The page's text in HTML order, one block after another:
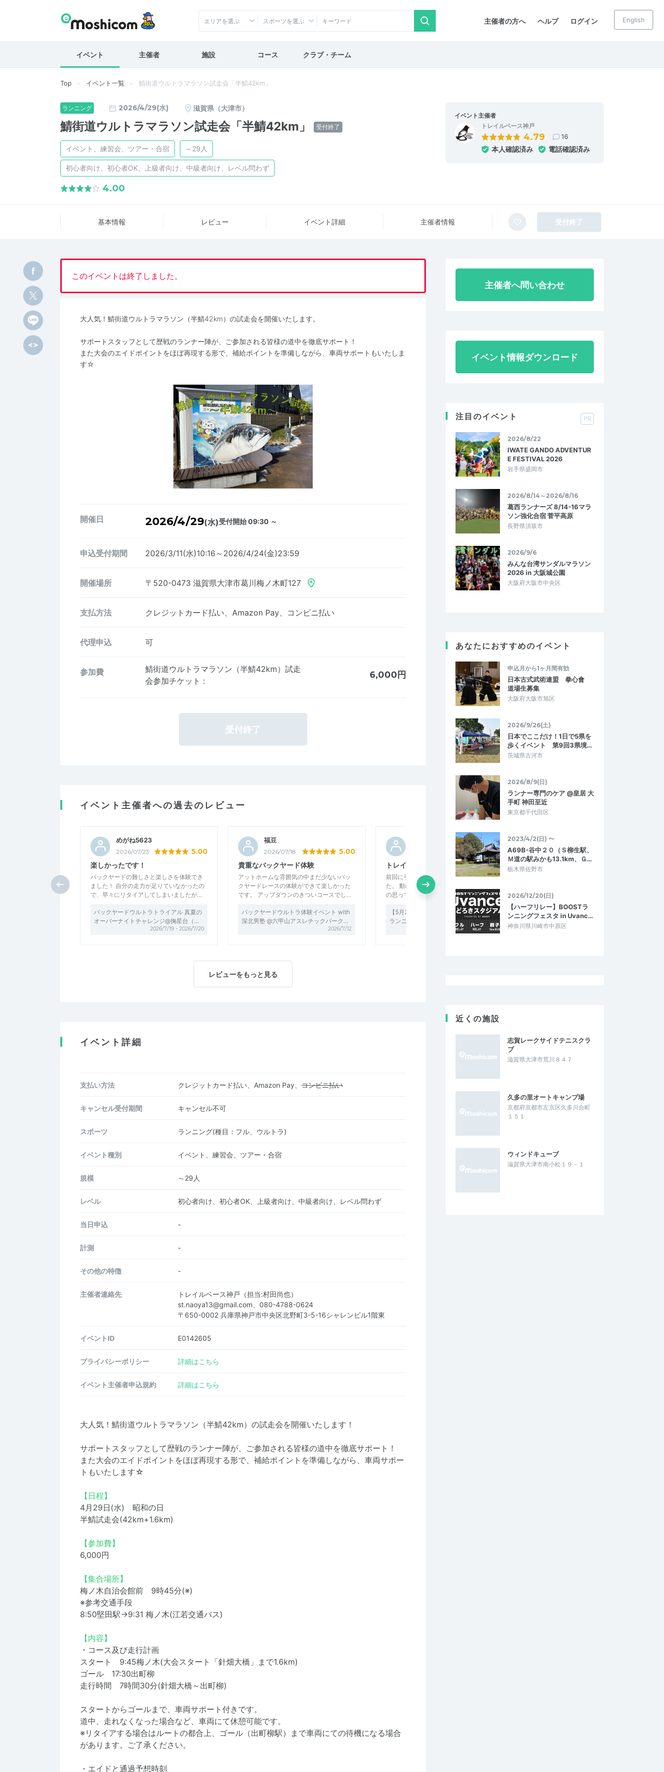
主催者の方へ ヘルプ ログイン
エリアを選ぶ スポーツを選ぶ English
イベント 主催者 施設 コース クラブ・チーム
Top イベント一覧 鯖街道ウルトラマラソン試走会「半鯖42km」
ランニング 2026/4/29(水) 滋賀県（大津市）
鯖街道ウルトラマラソン試走会「半鯖42km」 受付終了
イベント、練習会、ツアー・合宿 ～29人
初心者向け、初心者OK、上級者向け、中級者向け、レベル問わず
4.00
イベント主催者
トレイルベース神戸
4.79 16
本人確認済み 電話確認済み
基本情報 レビュー イベント詳細 主催者情報 受付終了
このイベントは終了しました。
大人気！鯖街道ウルトラマラソン（半鯖42km）の試走会を開催いたします。
サポートスタッフとして歴戦のランナー陣が、ご参加される皆様の道中を徹底サポート！
また大会のエイドポイントをほぼ再現する形で、補給ポイントを準備しながら、車両サポートもいたしま
す☆
開催日 2026/4/29(水)受付開始 09:30 ～
申込受付期間 2026/3/11(水)10:16～2026/4/24(金)23:59
開催場所 〒520-0473 滋賀県大津市葛川梅ノ木町127
支払方法 クレジットカード払い、Amazon Pay、コンビニ払い
代理申込 可
参加費
鯖街道ウルトラマラソン（半鯖42km）試走
会参加チケット :
6,000円
受付終了
イベント主催者への過去のレビュー
めがね5623
2026/07/23 5.00
楽しかったです！
バックヤードの難しさと楽しさを体験でき
ました！ 自分の走力が足りていなかったの
で、早々にリタイアしてしまいましたが…
バックヤードウルトラトライアル 真夏の
オーバーナイトチャレンジ@掬星台（…
2026/7/19・2026/7/20
福豆
2026/07/18 5.00
貴重なバックヤード体験
アットホームな雰囲気の中まだ少ないバッ
クヤードレースの体験ができて楽しかった
です。 アップダウンのきついコースでし…
バックヤードウルトラ体験イベント with
深北男塾 @六甲山アスレチックパーク…
2026/7/12
5.00
トレイルをより楽しく走る為に
前回に引き続き、参加させていただきまし
た。 動画を撮っていただけることで、自分
の思っている感覚と、実際にどんな動き…
【5月23日】ゆるっとはじめるトレイル
ランニング講習&練習会＋トレランシュ…
2026/5/23
2026/05/26
トレラン初心者に最適！
を丁寧に教えていただきました。また、…
【5月23日】ゆるっとはじめるトレイル
ランニング講習&練習会＋トレランシュ…
レビューをもっと見る
イベント詳細
支払い方法 クレジットカード払い、Amazon Pay、 コンビニ払い
キャンセル受付期間 キャンセル不可
スポーツ ランニング(種目：フル、ウルトラ)
イベント種別 イベント、練習会、ツアー・合宿
規模 ～29人
レベル 初心者向け、初心者OK、上級者向け、中級者向け、レベル問わず
当日申込 -
計測 -
その他の特徴 -
主催者連絡先
トレイルベース神戸（担当:村田尚也）
st.naoya13@gmail.com、080-4788-0624
〒650-0002 兵庫県神戸市中央区北野町3-5-16シャレンビル1階東
イベントID E0142605
プライバシーポリシー 詳細はこちら
イベント主催者申込規約 詳細はこちら
大人気！鯖街道ウルトラマラソン（半鯖42km）の試走会を開催いたします！
サポートスタッフとして歴戦のランナー陣が、ご参加される皆様の道中を徹底サポート！
また大会のエイドポイントをほぼ再現する形で、補給ポイントを準備しながら、車両サポー
トもいたします☆
【日程】
4月29日(水) 昭和の日
半鯖試走会(42km+1.6km)
【参加費】
6,000円
【集合場所】
梅ノ木自治会館前 9時45分(※)
※参考交通手段
8:50堅田駅→9:31 梅ノ木(江若交通バス)
【内容】
・コース及び走行計画
スタート 9:45梅ノ木(大会スタート「針畑大橋」まで1.6km)
ゴール 17:30出町柳
走行時間 7時間30分(針畑大橋～出町柳)
スタートからゴールまで、車両サポート付きです。
道中、走れなくなった場合など、車両にて休憩可能です。
※リタイアする場合はルートの都合上、ゴール（出町柳駅）まで車両にての待機になる場合
があります。ご了承ください。
・エイドと通過予想時刻
主催者へ問い合わせ
イベント情報ダウンロード
注目のイベント PR
2026/8/22
IWATE GANDO ADVENTUR
E FESTIVAL 2026
岩手県盛岡市
2026/8/14～2026/8/16
葛西ランナーズ 8/14-16マラ
ソン強化合宿 菅平高原
長野県須坂市
2026/9/6
みんな台湾サンダルマラソン
2026 in 大阪城公園
大阪府大阪市中央区
あなたにおすすめのイベント
申込月から1ヶ月間有効
日本古式武術連盟 拳心會
道場生募集
大阪府大阪市旭区
2026/9/26(土)
日本でここだけ！1日で5県を
歩くイベント 第9回3県境…
茨城県古河市
2026/8/9(日)
ランナー専門のケア @皇居 大
手町 神田至近
東京都千代田区
2023/4/2(日) 〜
A69B-谷中２０（Ｓ柳生駅、
Ｍ道の駅みかも13.1km、Ｇ…
栃木県佐野市
2026/12/20(日)
【ハーフリレー】BOOSTラ
ンニングフェスタ in Uvanc…
神奈川県川崎市中原区
近くの施設
志賀レークサイドテニスクラ
ブ
滋賀県大津市荒川８４７
久多の里オートキャンプ場
京都府京都市左京区久多川合町
１５１
ウィンドキューブ
滋賀県大津市南小松１９－１